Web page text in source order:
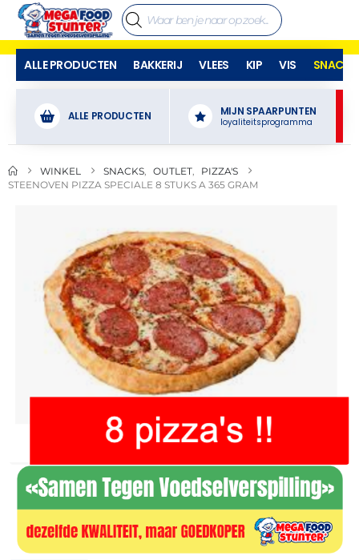
ALLE PRODUCTEN BAKKERIJ VLEES KIP VIS SNACKS
ALLE PRODUCTEN MIJN SPAARPUNTEN
loyaliteitsprogramma
WINKEL SNACKS OUTLET
PIZZA'S
STEENOVEN PIZZA SPECIALE 8 STUKS A 365 GRAM